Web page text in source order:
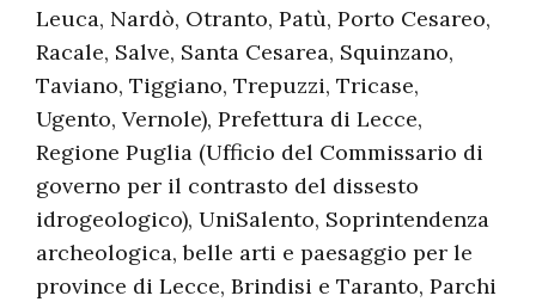
Leuca, Nardò, Otranto, Patù, Porto Cesareo,
Racale, Salve, Santa Cesarea, Squinzano,
Taviano, Tiggiano, Trepuzzi, Tricase,
Ugento, Vernole), Prefettura di Lecce,
Regione Puglia (Ufficio del Commissario di
governo per il contrasto del dissesto
idrogeologico), UniSalento, Soprintendenza
archeologica, belle arti e paesaggio per le
province di Lecce, Brindisi e Taranto, Parchi